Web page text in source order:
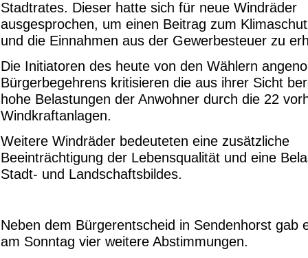
Stadtrates. Dieser hatte sich für neue Windräder
ausgesprochen, um einen Beitrag zum
und die Einnahmen aus der Gewerbesteuer zu
Die Initiatoren des heute von den Wählern
Bürgerbegehrens kritisieren die aus ihrer Sicht
hohe Belastungen der Anwohner durch die 22
Windkraftanlagen.
Weitere Windräder bedeuteten eine zusätzliche
Beeinträchtigung der Lebensqualität und eine
Stadt- und Landschaftsbildes.
Neben dem Bürgerentscheid in Sendenhorst gab
am Sonntag vier weitere Abstimmungen.